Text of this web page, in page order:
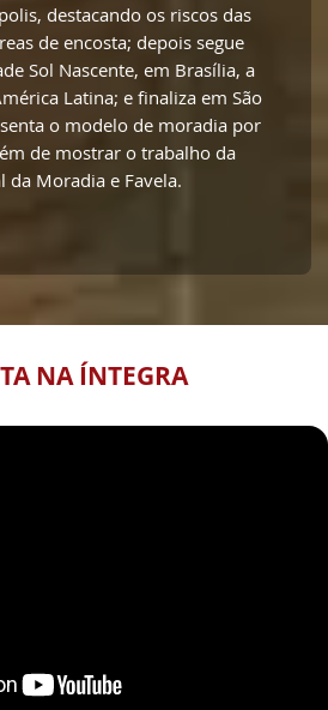
destacando os riscos das
de encosta; depois segue
Sol Nascente, em Brasília, a
Latina; e finaliza em São
o modelo de moradia por
de mostrar o trabalho da
da Moradia e Favela.
NA ÍNTEGRA